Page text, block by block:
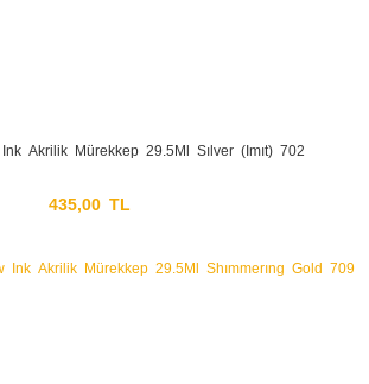
Akrilik Mürekkep 29.5Ml Sılver (Imıt) 702
435,00 TL